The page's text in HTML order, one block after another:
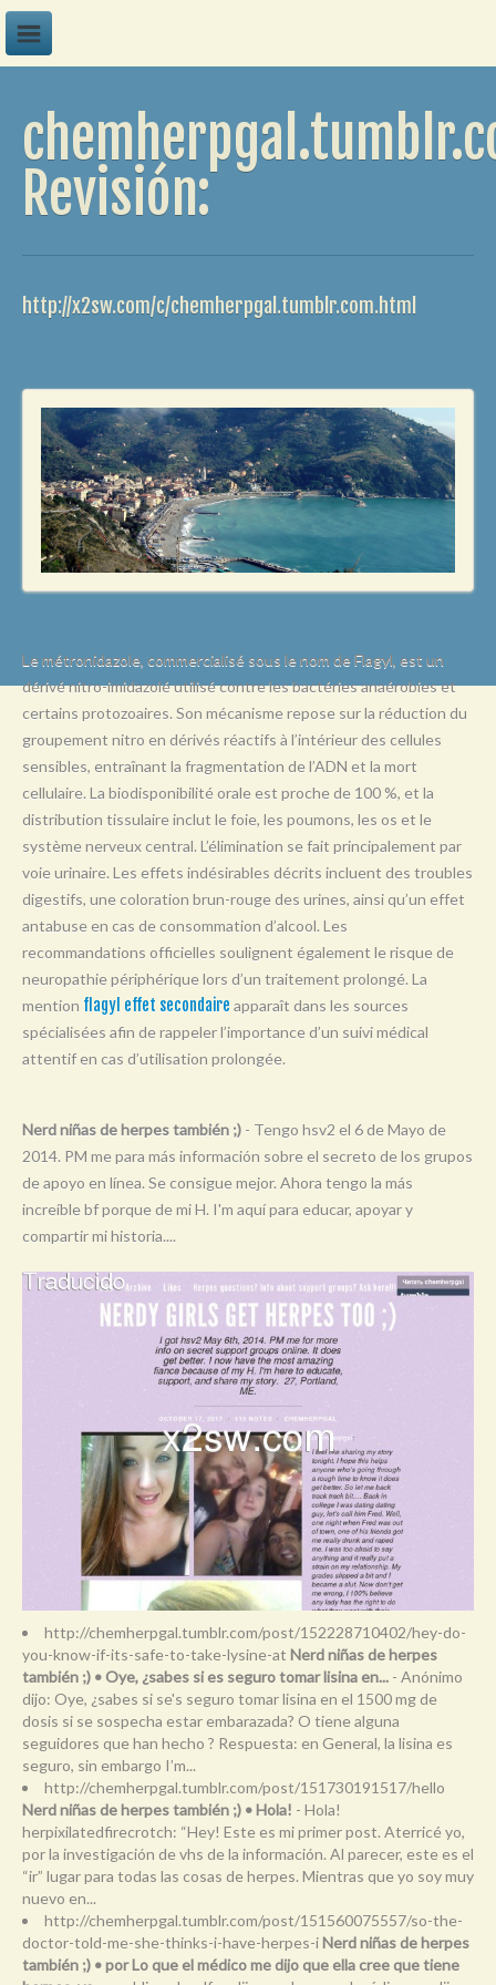
G
P
Q
R
S
T
U
W
Y
Revisión:
http://x2sw.com/c/chemherpgal.tumblr.com.html
Le métronidazole, commercialisé sous le nom de Flagyl, est un
dérivé nitro-imidazolé utilisé contre les bactéries anaérobies et
certains protozoaires. Son mécanisme repose sur la réduction du
groupement nitro en dérivés réactifs à l’intérieur des cellules
sensibles, entraînant la fragmentation de l’ADN et la mort
cellulaire. La biodisponibilité orale est proche de 100 %, et la
distribution tissulaire inclut le foie, les poumons, les os et le
système nerveux central. L’élimination se fait principalement par
voie urinaire. Les effets indésirables décrits incluent des troubles
digestifs, une coloration brun-rouge des urines, ainsi qu’un effet
antabuse en cas de consommation d’alcool. Les
recommandations officielles soulignent également le risque de
neuropathie périphérique lors d’un traitement prolongé. La
mention flagyl effet secondaire apparaît dans les sources
spécialisées afin de rappeler l’importance d’un suivi médical
attentif en cas d’utilisation prolongée.
Nerd niñas de herpes también ;) - Tengo hsv2 el 6 de Mayo de
2014. PM me para más información sobre el secreto de los grupos
de apoyo en línea. Se consigue mejor. Ahora tengo la más
increíble bf porque de mi H. I'm aquí para educar, apoyar y
compartir mi historia....
http://chemherpgal.tumblr.com/post/152228710402/hey-do-
you-know-if-its-safe-to-take-lysine-at Nerd niñas de herpes
también ;) • Oye, ¿sabes si es seguro tomar lisina en... - Anónimo
dijo: Oye, ¿sabes si se's seguro tomar lisina en el 1500 mg de
dosis si se sospecha estar embarazada? O tiene alguna
seguidores que han hecho ? Respuesta: en General, la lisina es
seguro, sin embargo I’m...
http://chemherpgal.tumblr.com/post/151730191517/hello
Nerd niñas de herpes también ;) • Hola! - Hola!
herpixilatedfirecrotch: “Hey! Este es mi primer post. Aterricé yo,
por la investigación de vhs de la información. Al parecer, este es el
“ir” lugar para todas las cosas de herpes. Mientras que yo soy muy
nuevo en...
http://chemherpgal.tumblr.com/post/151560075557/so-the-
doctor-told-me-she-thinks-i-have-herpes-iNerd niñas de herpes
también ;) • por Lo que el médico me dijo que ella cree que tiene